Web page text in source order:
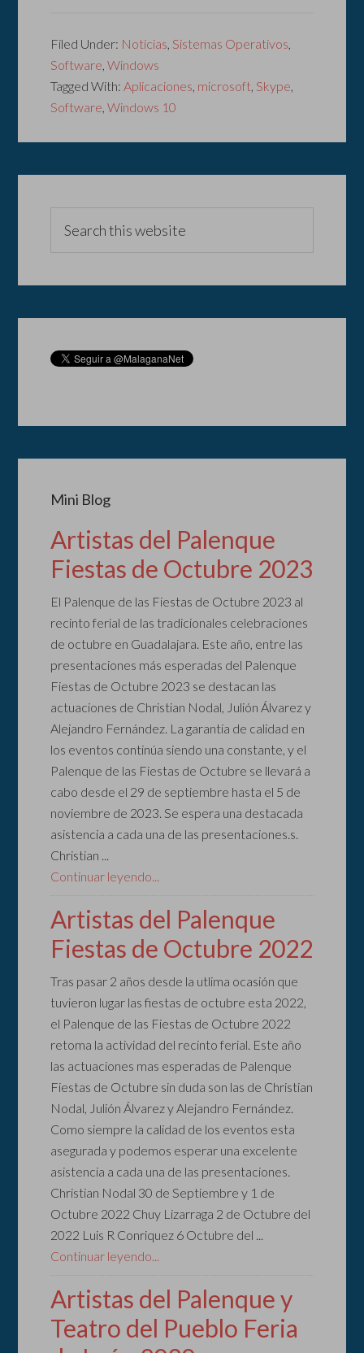
Filed Under: Noticias, Sistemas Operativos,
Software,Windows
Tagged With:Aplicaciones, microsoft, Skype,
Software,Windows 10
Mini Blog
Artistas del Palenque
Fiestas de Octubre 2023
El Palenque de las Fiestas de Octubre 2023 al
recinto ferial de las tradicionales celebraciones
de octubre en Guadalajara. Este año, entre las
presentaciones más esperadas del Palenque
Fiestas de Octubre 2023 se destacan las
actuaciones de Christian Nodal, Julión Álvarez y
Alejandro Fernández. La garantía de calidad en
los eventos continúa siendo una constante, y el
Palenque de las Fiestas de Octubre se llevará a
cabo desde el 29 de septiembre hasta el 5 de
noviembre de 2023. Se espera una destacada
asistencia a cada una de las presentaciones.s.
Christian ...
Continuar leyendo...
Artistas del Palenque
Fiestas de Octubre 2022
Tras pasar 2 años desde la utlima ocasión que
tuvieron lugar las fiestas de octubre esta 2022,
el Palenque de las Fiestas de Octubre 2022
retoma la actividad del recinto ferial. Este año
las actuaciones mas esperadas de Palenque
Fiestas de Octubre sin duda son las de Christian
Nodal, Julión Álvarez y Alejandro Fernández.
Como siempre la calidad de los eventos esta
asegurada y podemos esperar una excelente
asistencia a cada una de las presentaciones.
Christian Nodal 30 de Septiembre y 1 de
Octubre 2022 Chuy Lizarraga 2 de Octubre del
2022 Luis R Conriquez 6 Octubre del ...
Continuar leyendo...
Artistas del Palenque y
Teatro del Pueblo Feria